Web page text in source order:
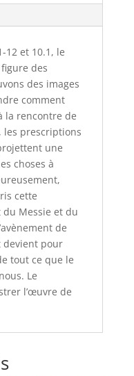
12 et 10.1, le
des
des images
comment
la rencontre de
les prescriptions
une
choses à
cette
Messie et du
de
devient pour
tout ce que le
Le
l’œuvre de